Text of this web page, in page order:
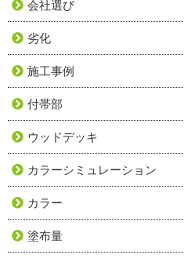
会社選び
劣化
施工事例
付帯部
ウッドデッキ
カラーシミュレーション
カラー
塗布量